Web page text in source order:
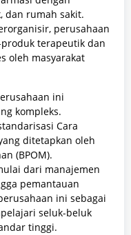
dan rumah sakit.
perusahaan
terapeutik dan
oleh masyarakat
ini
kompleks.
Cara
ditetapkan oleh
(BPOM).
dari manajemen
pemantauan
ini sebagai
seluk-beluk
tinggi.